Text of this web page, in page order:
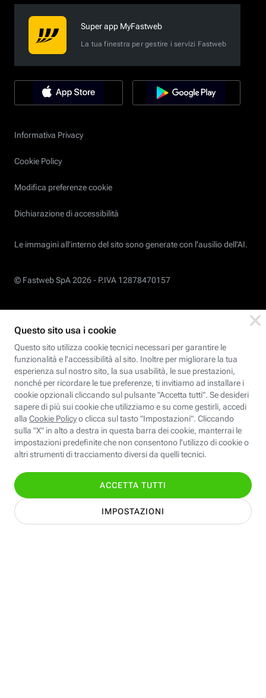
Super app MyFastweb
La tua finestra per gestire i servizi Fastweb
Informativa Privacy
Cookie Policy
Modifica preferenze cookie
Dichiarazione di accessibilità
Le immagini all’interno del sito sono generate con l'ausilio dell'AI.
© Fastweb SpA 2026 - P.IVA 12878470157